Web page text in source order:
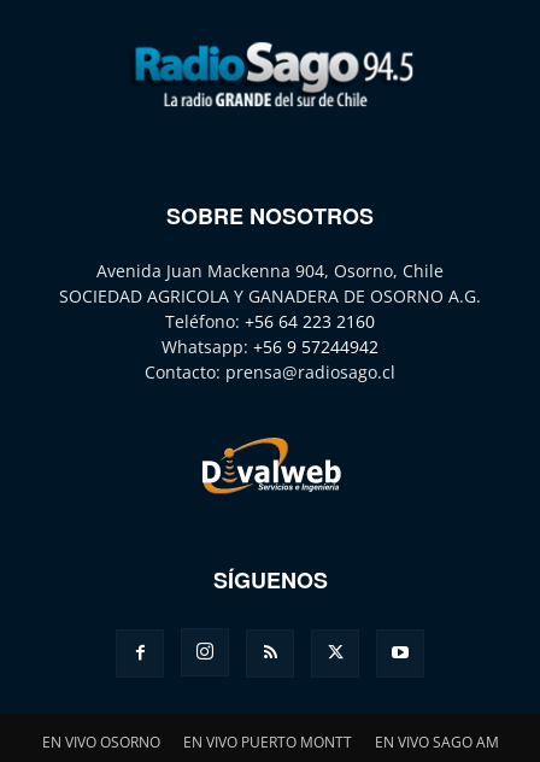
SOBRE NOSOTROS
Avenida Juan Mackenna 904, Osorno, Chile
SOCIEDAD AGRICOLA Y GANADERA DE OSORNO A.G.
Teléfono: +56 64 223 2160
Whatsapp: +56 9 57244942
Contacto: prensa@radiosago.cl
SÍGUENOS
EN VIVO OSORNO EN VIVO PUERTO MONTT EN VIVO SAGO AM